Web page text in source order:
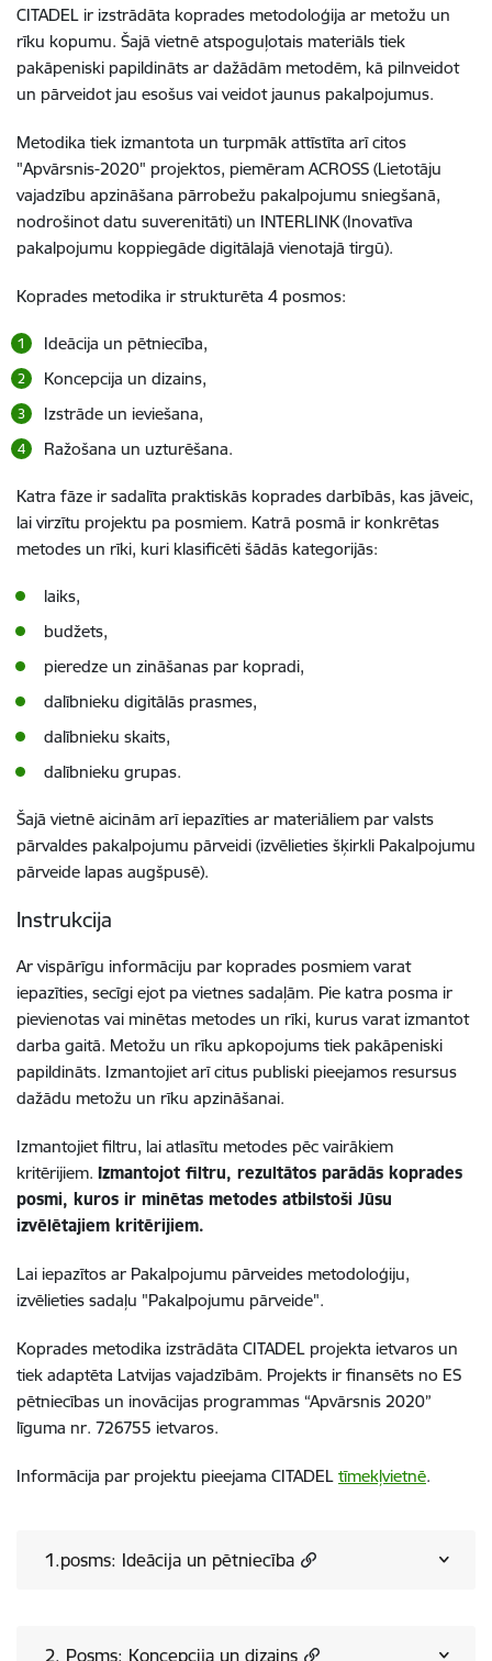
CITADEL ir izstrādāta koprades metodoloģija ar metožu un
rīku kopumu. Šajā vietnē atspoguļotais materiāls tiek
pakāpeniski papildināts ar dažādām metodēm, kā pilnveidot
un pārveidot jau esošus vai veidot jaunus pakalpojumus.
Metodika tiek izmantota un turpmāk attīstīta arī citos
"Apvārsnis-2020" projektos, piemēram ACROSS (Lietotāju
vajadzību apzināšana pārrobežu pakalpojumu sniegšanā,
nodrošinot datu suverenitāti) un INTERLINK (Inovatīva
pakalpojumu koppiegāde digitālajā vienotajā tirgū).
Koprades metodika ir strukturēta 4 posmos:
Ideācija un pētniecība,
Koncepcija un dizains,
Izstrāde un ieviešana,
Ražošana un uzturēšana.
Katra fāze ir sadalīta praktiskās koprades darbībās, kas jāveic,
lai virzītu projektu pa posmiem. Katrā posmā ir konkrētas
metodes un rīki, kuri klasificēti šādās kategorijās:
laiks,
budžets,
pieredze un zināšanas par kopradi,
dalībnieku digitālās prasmes,
dalībnieku skaits,
dalībnieku grupas.
Šajā vietnē aicinām arī iepazīties ar materiāliem par valsts
pārvaldes pakalpojumu pārveidi (izvēlieties šķirkli Pakalpojumu
pārveide lapas augšpusē).
Instrukcija
Ar vispārīgu informāciju par koprades posmiem varat
iepazīties, secīgi ejot pa vietnes sadaļām. Pie katra posma ir
pievienotas vai minētas metodes un rīki, kurus varat izmantot
darba gaitā. Metožu un rīku apkopojums tiek pakāpeniski
papildināts. Izmantojiet arī citus publiski pieejamos resursus
dažādu metožu un rīku apzināšanai.
Izmantojiet filtru, lai atlasītu metodes pēc vairākiem
kritērijiem. Izmantojot filtru, rezultātos parādās koprades
posmi, kuros ir minētas metodes atbilstoši Jūsu
izvēlētajiem kritērijiem.
Lai iepazītos ar Pakalpojumu pārveides metodoloģiju,
izvēlieties sadaļu "Pakalpojumu pārveide".
Koprades metodika izstrādāta CITADEL projekta ietvaros un
tiek adaptēta Latvijas vajadzībām. Projekts ir finansēts no ES
pētniecības un inovācijas programmas “Apvārsnis 2020”
līguma nr. 726755 ietvaros.
Informācija par projektu pieejama CITADEL tīmekļvietnē.
1.posms: Ideācija un pētniecība
2. Posms: Koncepcija un dizains